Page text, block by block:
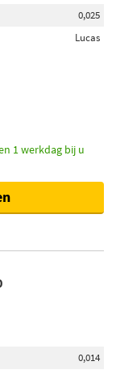
0,025
Lucas
1 werkdag bij u
0,014